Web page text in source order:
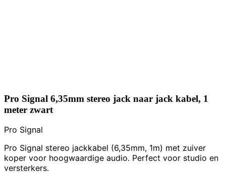
Pro Signal 6,35mm stereo jack naar jack kabel, 1
meter zwart
Pro Signal
Pro Signal stereo jackkabel (6,35mm, 1m) met zuiver
koper voor hoogwaardige audio. Perfect voor studio en
versterkers.